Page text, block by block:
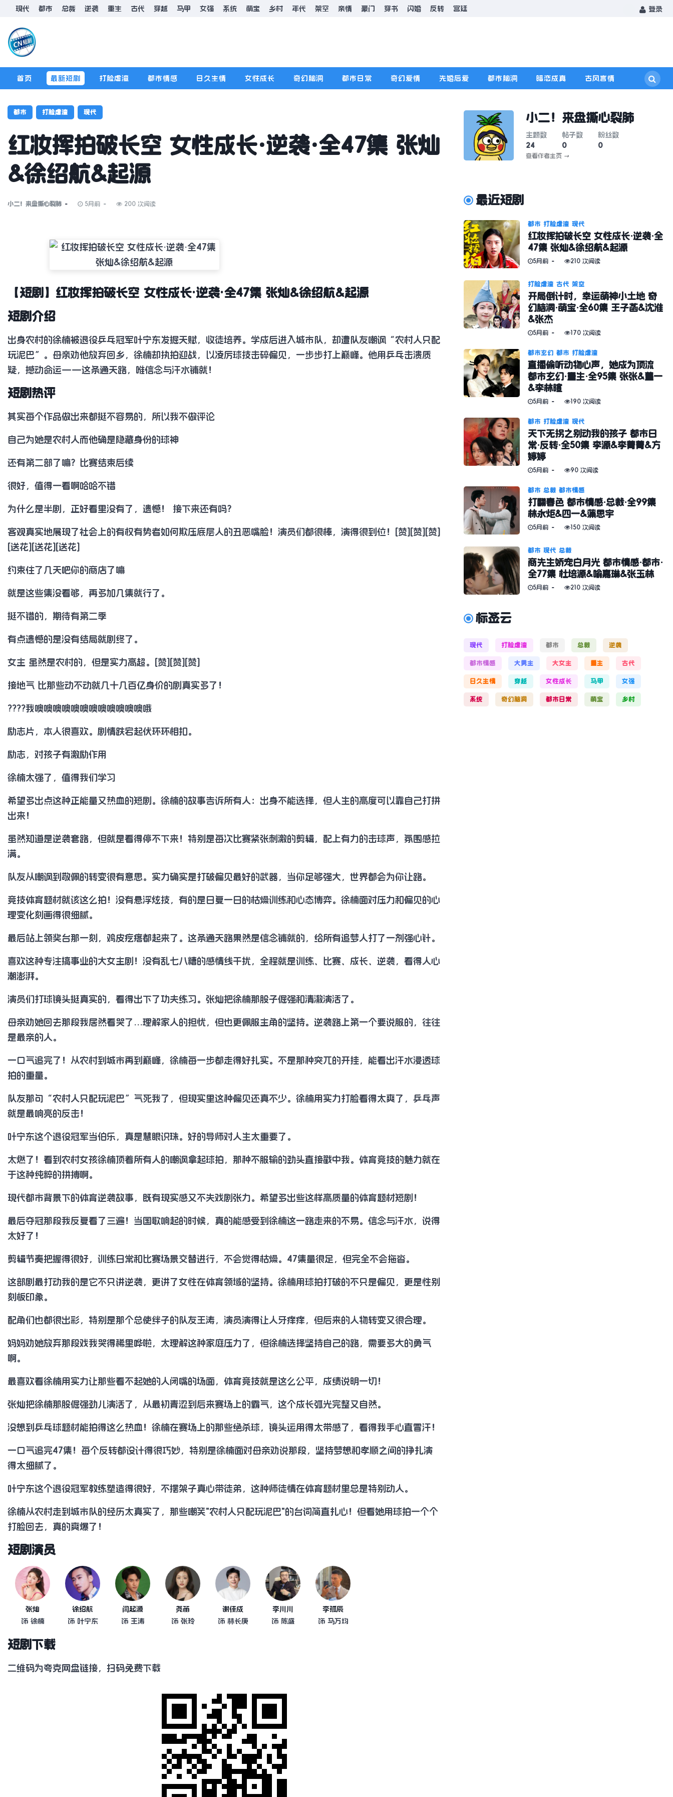
现代 都市 总裁 逆袭 重生 古代 穿越 马甲 女强 系统 萌宝 乡村 年代 架空 亲情 豪门 穿书 闪婚 反转 宫廷 登录
首页 最新短剧 打脸虐渣 都市情感 日久生情 女性成长 奇幻脑洞 都市日常 奇幻爱情 先婚后爱 都市脑洞 暗恋成真 古风言情
排行榜 版规
都市 打脸虐渣 现代
红妆挥拍破长空 女性成长·逆袭·全47集 张灿
&徐绍航&起源
小二！来盘撕心裂肺 5月前 200 次阅读
【短剧】红妆挥拍破长空 女性成长·逆袭·全47集 张灿&徐绍航&起源
短剧介绍
出身农村的徐楠被退役乒乓冠军叶宁东发掘天赋，收徒培养。学成后进入城市队，却遭队友嘲讽“农村人只配
玩泥巴”。母亲劝他放弃回乡，徐楠却执拍迎战，以凌厉球技击碎偏见，一步步打上巅峰。他用乒乓击溃质
疑，撼动命运——这条通天路，唯信念与汗水铺就！
短剧热评
其实每个作品做出来都挺不容易的，所以我不做评论
自己为她是农村人而他确是隐藏身份的球神
还有第二部了嘛？比赛结束后续
很好，值得一看啊哈哈不错
为什么是半剧，正好看里没有了，遗憾！ 接下来还有吗？
客观真实地展现了社会上的有权有势者如何欺压底层人的丑恶嘴脸！演员们都很棒，演得很到位！[赞][赞][赞]
[送花][送花][送花]
约束住了几天吧你的商店了嘛
就是这些集没看够，再多加几集就行了。
挺不错的，期待有第二季
有点遗憾的是没有结局就剧终了。
女主 虽然是农村的，但是实力高超。[赞][赞][赞]
接地气 比那些动不动就几十几百亿身价的剧真实多了！
????我噢噢噢噢噢噢噢噢噢噢噢噢哦
励志片，本人很喜欢。剧情跌宕起伏环环相扣。
励志，对孩子有激励作用
徐楠太强了，值得我们学习
希望多出点这种正能量又热血的短剧。徐楠的故事告诉所有人：出身不能选择，但人生的高度可以靠自己打拼
出来！
虽然知道是逆袭套路，但就是看得停不下来！特别是每次比赛紧张刺激的剪辑，配上有力的击球声，氛围感拉
满。
队友从嘲讽到敬佩的转变很有意思。实力确实是打破偏见最好的武器，当你足够强大，世界都会为你让路。
竞技体育题材就该这么拍！没有悬浮炫技，有的是日复一日的枯燥训练和心态博弈。徐楠面对压力和偏见的心
理变化刻画得很细腻。
最后站上领奖台那一刻，鸡皮疙瘩都起来了。这条通天路果然是信念铺就的，给所有追梦人打了一剂强心针。
喜欢这种专注搞事业的大女主剧！没有乱七八糟的感情线干扰，全程就是训练、比赛、成长、逆袭，看得人心
潮澎湃。
演员们打球镜头挺真实的，看得出下了功夫练习。张灿把徐楠那股子倔强和清澈演活了。
母亲劝她回去那段我居然看哭了…理解家人的担忧，但也更佩服主角的坚持。逆袭路上第一个要说服的，往往
是最亲的人。
一口气追完了！从农村到城市再到巅峰，徐楠每一步都走得好扎实。不是那种突兀的开挂，能看出汗水浸透球
拍的重量。
队友那句“农村人只配玩泥巴”气死我了，但现实里这种偏见还真不少。徐楠用实力打脸看得太爽了，乒乓声
就是最响亮的反击！
叶宁东这个退役冠军当伯乐，真是慧眼识珠。好的导师对人生太重要了。
太燃了！看到农村女孩徐楠顶着所有人的嘲讽拿起球拍，那种不服输的劲头直接戳中我。体育竞技的魅力就在
于这种纯粹的拼搏啊。
现代都市背景下的体育逆袭故事，既有现实感又不失戏剧张力。希望多出些这样高质量的体育题材短剧！
最后夺冠那段我反复看了三遍！当国歌响起的时候，真的能感受到徐楠这一路走来的不易。信念与汗水，说得
太好了！
剪辑节奏把握得很好，训练日常和比赛场景交替进行，不会觉得枯燥。47集量很足，但完全不会拖沓。
这部剧最打动我的是它不只讲逆袭，更讲了女性在体育领域的坚持。徐楠用球拍打破的不只是偏见，更是性别
刻板印象。
配角们也都很出彩，特别是那个总使绊子的队友王涛，演员演得让人牙痒痒，但后来的人物转变又很合理。
妈妈劝她放弃那段戏我哭得稀里哗啦，太理解这种家庭压力了，但徐楠选择坚持自己的路，需要多大的勇气
啊。
最喜欢看徐楠用实力让那些看不起她的人闭嘴的场面，体育竞技就是这么公平，成绩说明一切！
张灿把徐楠那股倔强劲儿演活了，从最初青涩到后来赛场上的霸气，这个成长弧光完整又自然。
没想到乒乓球题材能拍得这么热血！徐楠在赛场上的那些绝杀球，镜头运用得太带感了，看得我手心直冒汗！
一口气追完47集！每个反转都设计得很巧妙，特别是徐楠面对母亲劝说那段，坚持梦想和孝顺之间的挣扎演
得太细腻了。
叶宁东这个退役冠军教练塑造得很好，不摆架子真心带徒弟，这种师徒情在体育题材里总是特别动人。
徐楠从农村走到城市队的经历太真实了，那些嘲笑"农村人只配玩泥巴"的台词简直扎心！但看她用球拍一个个
打脸回去，真的爽爆了！
短剧演员
张灿
饰 徐楠
徐绍航
饰 叶宁东
闫起源
饰 王涛
尧笛
饰 张玲
谢佳成
饰 林长庚
李川川
饰 陈盛
李孤辰
饰 马万均
短剧下载
二维码为夸克网盘链接，扫码免费下载
小二！来盘撕心裂肺
主题数
24
帖子数
0
粉丝数
0
查看作者主页 →
最近短剧
都市 打脸虐渣 现代
红妆挥拍破长空 女性成长·逆袭·全
47集 张灿&徐绍航&起源
5月前 210 次阅读
打脸虐渣 古代 架空
开局倒计时，幸运萌神小土地 奇
幻脑洞·萌宝·全60集 王子菡&沈淮
&张杰
5月前 170 次阅读
都市玄幻 都市 打脸虐渣
直播偷听动物心声，她成为顶流
都市玄幻·重生·全95集 张张&董一
&李林暄
5月前 190 次阅读
都市 打脸虐渣 现代
天下无拐之别动我的孩子 都市日
常·反转·全50集 李源&李菁菁&方
婷婷
5月前 90 次阅读
都市 总裁 都市情感
打翻春色 都市情感·总裁·全99集
林永炬&四一&蒲思宇
5月前 150 次阅读
都市 现代 总裁
商先生娇宠白月光 都市情感·都市·
全77集 杜培源&喻嘉琳&张玉林
5月前 210 次阅读
标签云
现代 打脸虐渣 都市 总裁 逆袭
都市情感 大男主 大女主 重生 古代
日久生情 穿越 女性成长 马甲 女强
系统 奇幻脑洞 都市日常 萌宝 乡村